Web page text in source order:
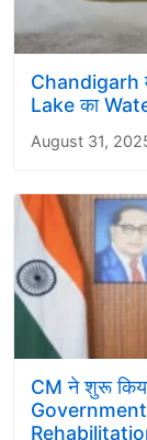
Chandigarh
Lake का
August 31,
CM ने शुरू
Government